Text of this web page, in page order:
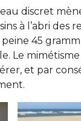
discret
à l’abri des
45
Le
et par